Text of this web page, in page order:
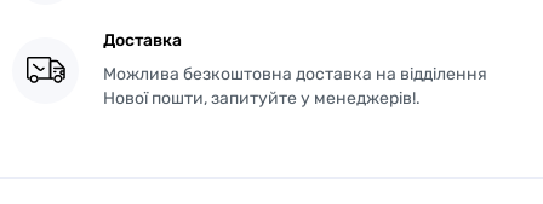
Доставка
Можлива безкоштовна доставка на відділення
Нової пошти, запитуйте у менеджерів!.